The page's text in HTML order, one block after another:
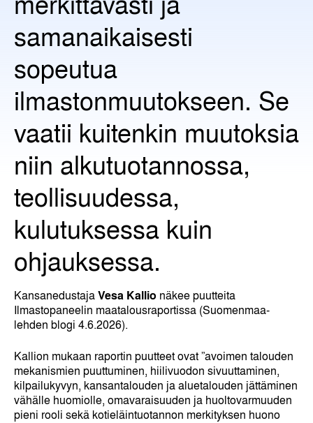
samanaikaisesti
sopeutua
ilmastonmuutokseen. Se
vaatii kuitenkin muutoksia
niin alkutuotannossa,
teollisuudessa,
kulutuksessa kuin
ohjauksessa.
KansanedustajaVesa Kallio näkee puutteita
Ilmastopaneelin maatalousraportissa (Suomenmaa-
lehden blogi 4.6.2026).
Kallion mukaan raportin puutteet ovat ”avoimen talouden
mekanismien puuttuminen, hiilivuodon sivuuttaminen,
kilpailukyvyn, kansantalouden ja aluetalouden jättäminen
vähälle huomiolle, omavaraisuuden ja huoltovarmuuden
pieni rooli sekä kotieläintuotannon merkityksen huono